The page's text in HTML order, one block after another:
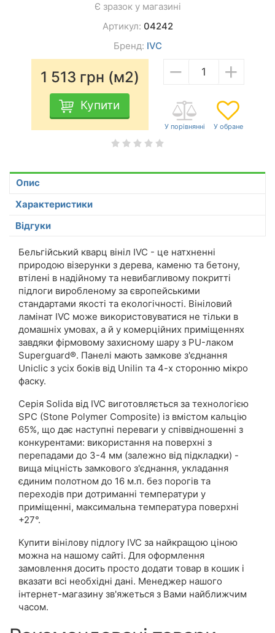
Є зразок у магазині
Артикул: 04242
Бренд: IVC
1 513 грн (м2)
Купити
− +
Опис
Характеристики
Відгуки
Бельгійський кварц вініл IVC - це натхненні
природою візерунки з дерева, каменю та бетону,
втілені в надійному та невибагливому покритті
підлоги виробленому за європейськими
стандартами якості та екологічності. Вініловий
ламінат IVC може використовуватися не тільки в
домашніх умовах, а й у комерційних приміщеннях
завдяки фірмовому захисному шару з PU-лаком
Superguard®. Панелі мають замкове з'єднання
Uniclic з усіх боків від Unilin та 4-х сторонню мікро
фаску.
Серія Solida від IVC виготовляється за технологією
SPC (Stone Polymer Composite) із вмістом кальцію
65%, що дає наступні переваги у співвідношенні з
конкурентами: використання на поверхні з
перепадами до 3-4 мм (залежно від підкладки) -
вища міцність замкового з'єднання, укладання
єдиним полотном до 16 м.п. без порогів та
переходів при дотриманні температури у
приміщенні, максимальна температура поверхні
+27°.
Купити вінілову підлогу IVC за найкращою ціною
можна на нашому сайті. Для оформлення
замовлення досить просто додати товар в кошик і
вказати всі необхідні дані. Менеджер нашого
інтернет-магазину зв'яжеться з Вами найближчим
часом.